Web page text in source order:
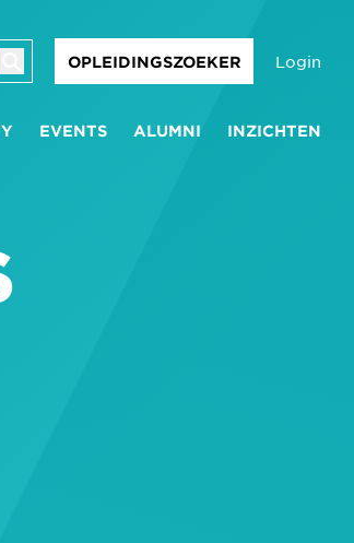
OPLEIDINGSZOEKER Login
EVENTS ALUMNI INZICHTEN